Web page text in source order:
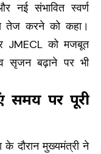
नई संभावित स्वर्ण
तेज करने को कहा।
JMECL को मजबूत
सृजन बढ़ाने पर भी
समय पर पूरी
के दौरान मुख्यमंत्री ने